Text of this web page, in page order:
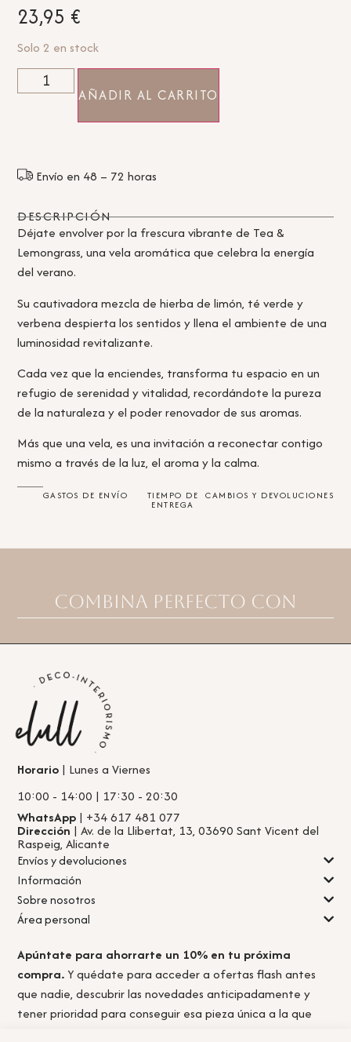
23,95 €
Solo 2 en stock
AÑADIR AL CARRITO
Envío en 48 – 72 horas
DESCRIPCIÓN
Déjate envolver por la frescura vibrante de Tea &
Lemongrass, una vela aromática que celebra la energía
del verano.
Su cautivadora mezcla de hierba de limón, té verde y
verbena despierta los sentidos y llena el ambiente de una
luminosidad revitalizante.
Cada vez que la enciendes, transforma tu espacio en un
refugio de serenidad y vitalidad, recordándote la pureza
de la naturaleza y el poder renovador de sus aromas.
Más que una vela, es una invitación a reconectar contigo
mismo a través de la luz, el aroma y la calma.
GASTOS DE ENVÍO TIEMPO DE
ENTREGA
CAMBIOS Y DEVOLUCIONES
Combina perfecto con
Horario | Lunes a Viernes
10:00 - 14:00 | 17:30 - 20:30
WhatsApp | +34 617 481 077
Dirección | Av. de la Llibertat, 13, 03690 Sant Vicent del
Raspeig, Alicante
Envíos y devoluciones
Información
Sobre nosotros
Área personal
Apúntate para ahorrarte un 10% en tu próxima
compra.Y quédate para acceder a ofertas flash antes
que nadie, descubrir las novedades anticipadamente y
tener prioridad para conseguir esa pieza única a la que